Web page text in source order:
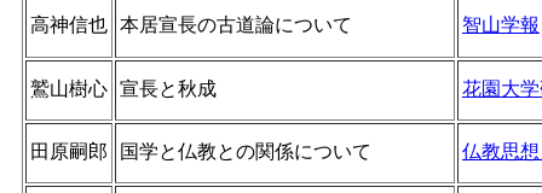
高神信也 本居宣長の古道論について 智山学報
鷲山樹心 宣長と秋成 花園大
田原嗣郎 国学と仏教との関係について 仏教思